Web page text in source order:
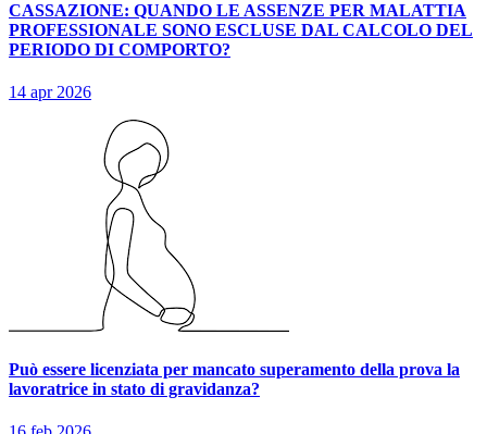
CASSAZIONE: QUANDO LE ASSENZE PER MALATTIA
PROFESSIONALE SONO ESCLUSE DAL CALCOLO DEL
PERIODO DI COMPORTO?
14 apr 2026
Può essere licenziata per mancato superamento della prova la
lavoratrice in stato di gravidanza?